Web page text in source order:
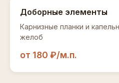
Доборные элементы
Карнизные планки и
желоб
от 180 ₽/м.п.